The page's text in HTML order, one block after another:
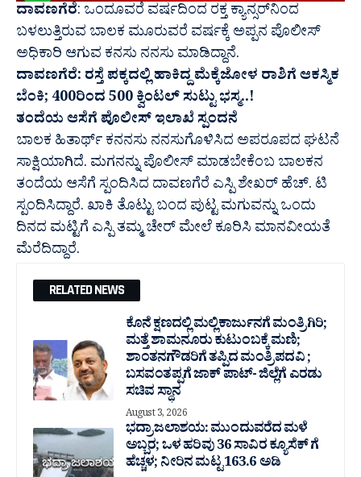
ದಾವಣಗೆರೆ: ಒಂದೂವರೆ ವರ್ಷದಿಂದ ರಕ್ತ ಕ್ಯಾನ್ಸರ್‌ನಿಂದ
ಬಳಲುತ್ತಿರುವ ಬಾಲಕ ಮೂರುವರೆ ವರ್ಷಕ್ಕೆ ಅಪ್ಪನ ಪೊಲೀಸ್
ಅಧಿಕಾರಿ ಆಗುವ ಕನಸು ನನಸು ಮಾಡಿದ್ದಾನೆ.
ದಾವಣಗೆರೆ: ರಸ್ತೆ ಪಕ್ಕದಲ್ಲಿ ಹಾಕಿದ್ದ ಮೆಕ್ಕೆಜೋಳ ರಾಶಿಗೆ ಆಕಸ್ಮಿಕ
ಬೆಂಕಿ; 400ರಿಂದ 500 ಕ್ವಿಂಟಲ್ ಸುಟ್ಟು ಭಸ್ಮ..!
ತಂದೆಯ ಆಸೆಗೆ ಪೊಲೀಸ್ ಇಲಾಖೆ ಸ್ಪಂದನೆ
ಬಾಲಕ ಹಿತಾರ್ಥ್‌ ಕನನಸು ನನಸುಗೊಳಿಸಿದ ಅಪರೂಪದ ಘಟನೆ
ಸಾಕ್ಷಿಯಾಗಿದೆ. ಮಗನನ್ನು ಪೊಲೀಸ್ ಮಾಡಬೇಕೆಂಬ ಬಾಲಕನ
ತಂದೆಯ ಆಸೆಗೆ ಸ್ಪಂದಿಸಿದ ದಾವಣಗೆರೆ ಎಸ್ಪಿ ಶೇಖರ್ ಹೆಚ್. ಟಿ
ಸ್ಪಂದಿಸಿದ್ದಾರೆ. ಖಾಕಿ ತೊಟ್ಟು ಬಂದ ಪುಟ್ಟ ಮಗುವನ್ನು ಒಂದು
ದಿನದ ಮಟ್ಟಿಗೆ ಎಸ್ಪಿ ತಮ್ಮ ಚೇರ್ ಮೇಲೆ ಕೂರಿಸಿ ಮಾನವೀಯತೆ
ಮೆರೆದಿದ್ದಾರೆ.
RELATED NEWS
ಕೊನೆ ಕ್ಷಣದಲ್ಲಿ ಮಲ್ಲಿಕಾರ್ಜುನಗೆ ಮಂತ್ರಿಗಿರಿ;
ಮತ್ತೆ ಶಾಮನೂರು ಕುಟುಂಬಕ್ಕೆ ಮಣಿ;
ಶಾಂತನಗೌಡರಿಗೆ ತಪ್ಪಿದ ಮಂತ್ರಿ ಪದವಿ ;
ಬಸವಂತಪ್ಪಗೆ ಜಾಕ್ ಪಾಟ್- ಜಿಲ್ಲೆಗೆ ಎರಡು
ಸಚಿವ ಸ್ಥಾನ
August 3, 2026
ಭದ್ರಾ ಜಲಾಶಯ: ಮುಂದುವರೆದ ಮಳೆ
ಅಬ್ಬರ; ಒಳ ಹರಿವು 36 ಸಾವಿರ‌ ಕ್ಯೂಸೆಕ್ ಗೆ
ಹೆಚ್ಚಳ; ನೀರಿನ ಮಟ್ಟ 163.6 ಅಡಿ